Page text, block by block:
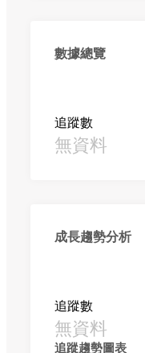
數據總覽
追蹤數
無資料
成長趨勢分析
追蹤數
無資料
追蹤趨勢圖表